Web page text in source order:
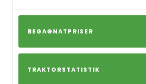
BEGAGNATPRISER
TRAKTORSTATISTIK